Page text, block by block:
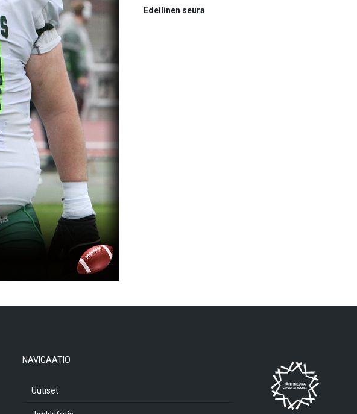
Edellinen seura
NAVIGAATIO
Uutiset